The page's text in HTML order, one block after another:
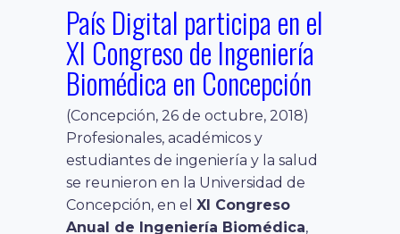
País Digital participa en el
XI Congreso de Ingeniería
Biomédica en Concepción
(Concepción, 26 de octubre, 2018)
Profesionales, académicos y
estudiantes de ingeniería y la salud
se reunieron en la Universidad de
Concepción, en el XI Congreso
Anual de Ingeniería Biomédica,